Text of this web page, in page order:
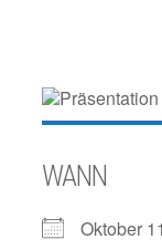
WANN
Oktober